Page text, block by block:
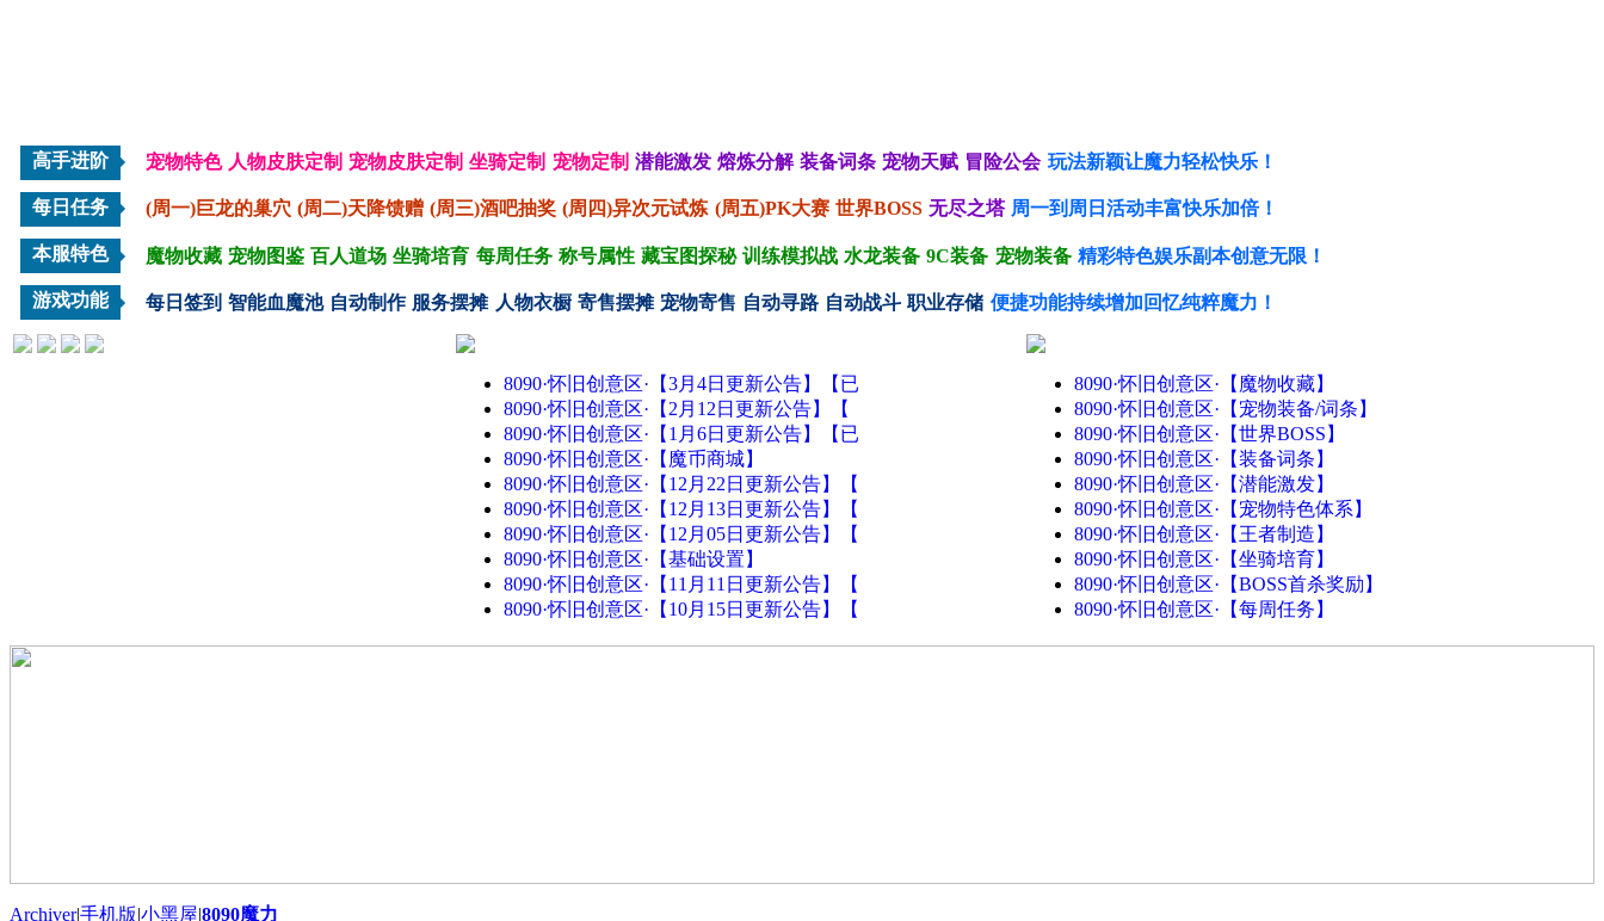
高手进阶 宠物特色 人物皮肤定制 宠物皮肤定制 坐骑定制 宠物定制 潜能激发 熔炼分解 装备词条 宠物天赋 冒险公会 玩法新颖让魔力轻松快乐！
每日任务 (周一)巨龙的巢穴 (周二)天降馈赠 (周三)酒吧抽奖 (周四)异次元试炼 (周五)PK大赛 世界BOSS 无尽之塔 周一到周日活动丰富快乐加倍！
本服特色 魔物收藏 宠物图鉴 百人道场 坐骑培育 每周任务 称号属性 藏宝图探秘 训练模拟战 水龙装备 9C装备 宠物装备 精彩特色娱乐副本创意无限！
游戏功能 每日签到 智能血魔池 自动制作 服务摆摊 人物衣橱 寄售摆摊 宠物寄售 自动寻路 自动战斗 职业存储 便捷功能持续增加回忆纯粹魔力！
8090·怀旧创意区·【3月4日更新公告】【已
8090·怀旧创意区·【2月12日更新公告】【
8090·怀旧创意区·【1月6日更新公告】【已
8090·怀旧创意区·【魔币商城】
8090·怀旧创意区·【12月22日更新公告】【
8090·怀旧创意区·【12月13日更新公告】【
8090·怀旧创意区·【12月05日更新公告】【
8090·怀旧创意区·【基础设置】
8090·怀旧创意区·【11月11日更新公告】【
8090·怀旧创意区·【10月15日更新公告】【
8090·怀旧创意区·【魔物收藏】
8090·怀旧创意区·【宠物装备/词条】
8090·怀旧创意区·【世界BOSS】
8090·怀旧创意区·【装备词条】
8090·怀旧创意区·【潜能激发】
8090·怀旧创意区·【宠物特色体系】
8090·怀旧创意区·【王者制造】
8090·怀旧创意区·【坐骑培育】
8090·怀旧创意区·【BOSS首杀奖励】
8090·怀旧创意区·【每周任务】
Archiver|手机版|小黑屋|8090魔力